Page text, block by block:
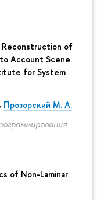
Reconstruction of
Account Scene
for System
, Прозорский М. А.
of Non-Laminar